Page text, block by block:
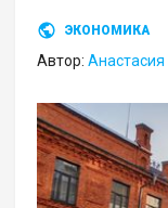
ЭКОНОМИКА
Автор: